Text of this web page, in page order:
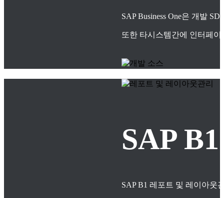
SAP Business One은 개발
또한 타시스템간에 인터페
SAP
SAP B1 레포트 및 레이아웃